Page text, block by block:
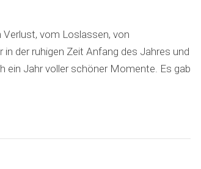
vom Loslassen, von
der ruhigen Zeit Anfang des Jahres und
ein Jahr voller schöner Momente. Es gab